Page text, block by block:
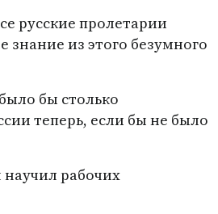
русские пролетарии
знание из этого безумного
бы столько
теперь, если бы не было
рабочих